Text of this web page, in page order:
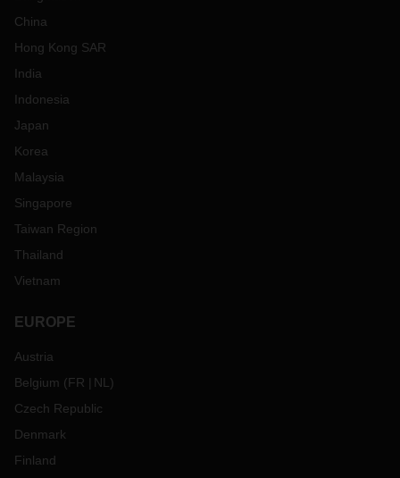
China
Hong Kong SAR
India
Indonesia
Japan
Korea
Malaysia
Singapore
Taiwan Region
Thailand
Vietnam
EUROPE
Austria
Belgium (FR NL)
Czech Republic
Denmark
Finland